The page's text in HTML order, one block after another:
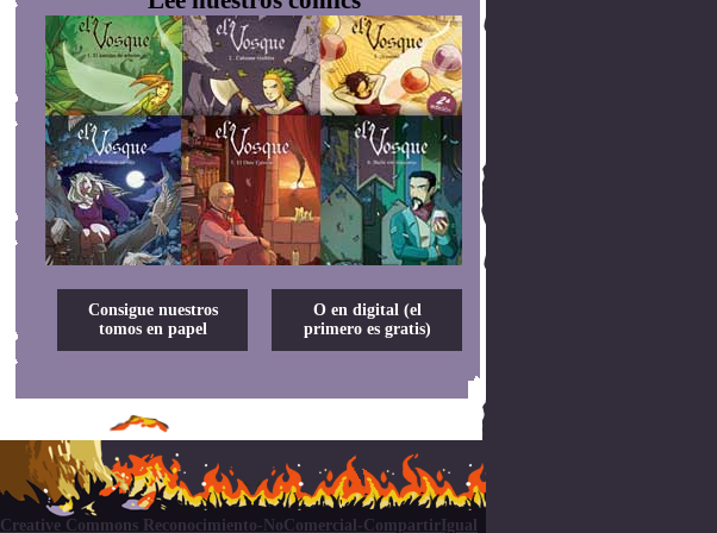
Consigue nuestros
tomos en papel
O en digital (el
primero es gratis)
Creative Commons Reconocimiento-NoComercial-CompartirIgual